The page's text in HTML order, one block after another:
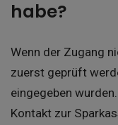
habe?
Wenn der Zugang
zuerst geprüft
eingegeben
Kontakt zur